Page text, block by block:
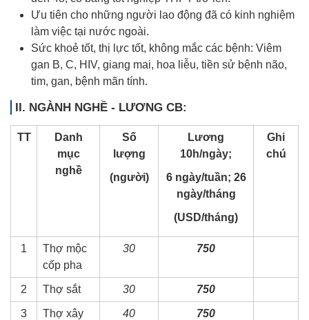
Ưu tiên cho những người lao động đã có kinh nghiệm
làm việc tại nước ngoài.
Sức khoẻ tốt, thị lực tốt, không mắc các bệnh: Viêm
gan B, C, HIV, giang mai, hoa liễu, tiền sử bệnh não,
tim, gan, bệnh mãn tính.
II. NGÀNH NGHỀ - LƯƠNG CB:
TT
Danh
mục
nghề
Số
lượng
(người)
Lương
10h/ngày;
6 ngày/tuần; 26
ngày/tháng
(USD/tháng)
Ghi
chú
1
Thợ mộc
cốp pha
30 750
2 Thợ sắt 30 750
3 Thợ xây 40 750